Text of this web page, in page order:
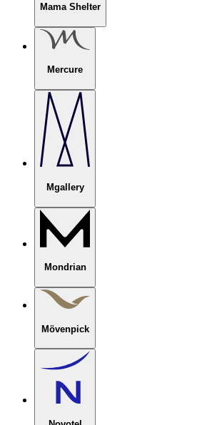
Mama Shelter
Mercure
Mgallery
Mondrian
Mövenpick